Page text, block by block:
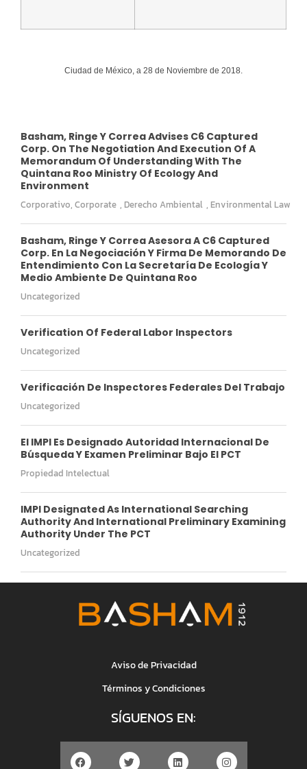
Ciudad de México, a 28 de Noviembre de 2018.
Basham, Ringe Y Correa Advises C6 Captured
Corp. On The Negotiation And Execution Of A
Memorandum Of Understanding With The
Quintana Roo Ministry Of Ecology And
Environment
Corporativo, Corporate , Derecho Ambiental , Environmental Law
Basham, Ringe Y Correa Asesora A C6 Captured
Corp. En La Negociación Y Firma De Memorando De
Entendimiento Con La Secretaría De Ecología Y
Medio Ambiente De Quintana Roo
Uncategorized
Verification Of Federal Labor Inspectors
Uncategorized
Verificación De Inspectores Federales Del Trabajo
Uncategorized
El IMPI Es Designado Autoridad Internacional De
Búsqueda Y Examen Preliminar Bajo El PCT
Propiedad Intelectual
IMPI Designated As International Searching
Authority And International Preliminary Examining
Authority Under The PCT
Uncategorized
Aviso de Privacidad
Términos y Condiciones
SÍGUENOS EN: